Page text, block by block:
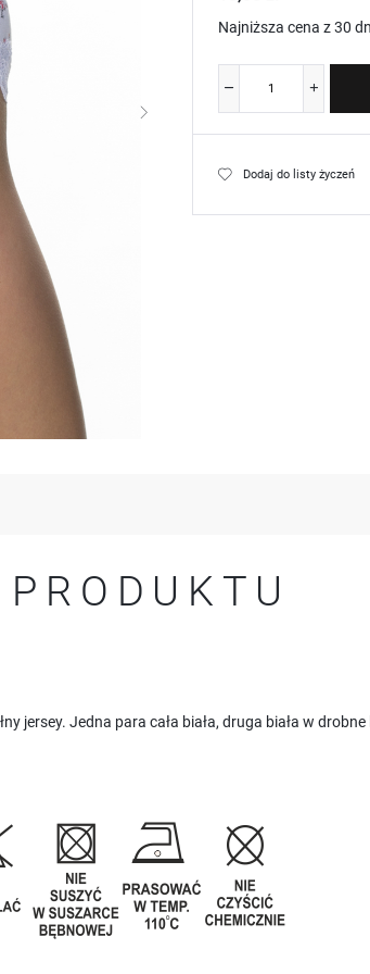
Najniższa cena z 30
Dodaj do listy życzeń
jersey. Jedna para cała biała, druga biała w